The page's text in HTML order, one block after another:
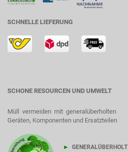
SCHNELLE LIEFERUNG
SCHONE RESOURCEN UND UMWELT
Müll vermeiden mit generalüberholten
Geräten, Komponenten und Ersatzteilen
► GENERALÜBERHOLT